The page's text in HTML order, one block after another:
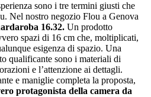
sono i tre termini giusti che
Nel nostro negozio Flou a Genova
16.32. Un prodotto
spazi di 16 cm che, moltiplicati,
esigenza di spazio. Una
qualificante sono i materiali di
e l’attenzione ai dettagli.
e maniglie completa la proposta,
protagonista della camera da